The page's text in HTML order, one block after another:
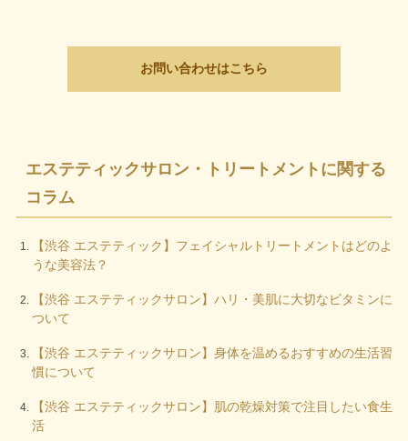
お問い合わせはこちら
エステティックサロン・トリートメントに関する
コラム
【渋谷 エステティック】フェイシャルトリートメントはどのよ
うな美容法？
【渋谷 エステティックサロン】ハリ・美肌に大切なビタミンに
ついて
【渋谷 エステティックサロン】身体を温めるおすすめの生活習
慣について
【渋谷 エステティックサロン】肌の乾燥対策で注目したい食生
活